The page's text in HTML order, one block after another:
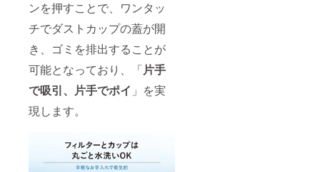
ンを押すことで、ワンタッ
チでダストカップの蓋が開
き、ゴミを排出することが
可能となっており、「片手
で吸引、片手でポイ 」を実
現します。